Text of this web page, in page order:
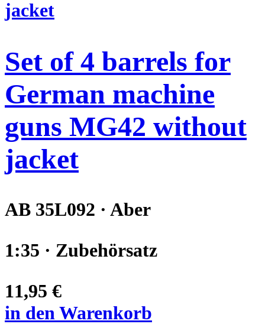
Set of 4 barrels for
German machine
guns MG42 without
jacket
AB 35L092 · Aber
1:35 · Zubehörsatz
11,95 €
in den Warenkorb